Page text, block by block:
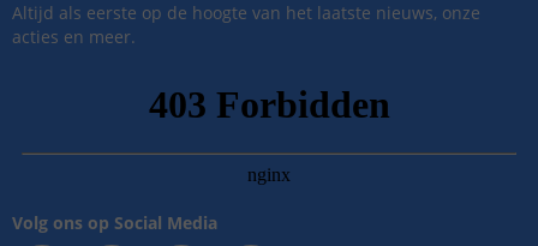
Altijd als eerste op de hoogte van het laatste nieuws, onze
acties en meer.
Volg ons op Social Media